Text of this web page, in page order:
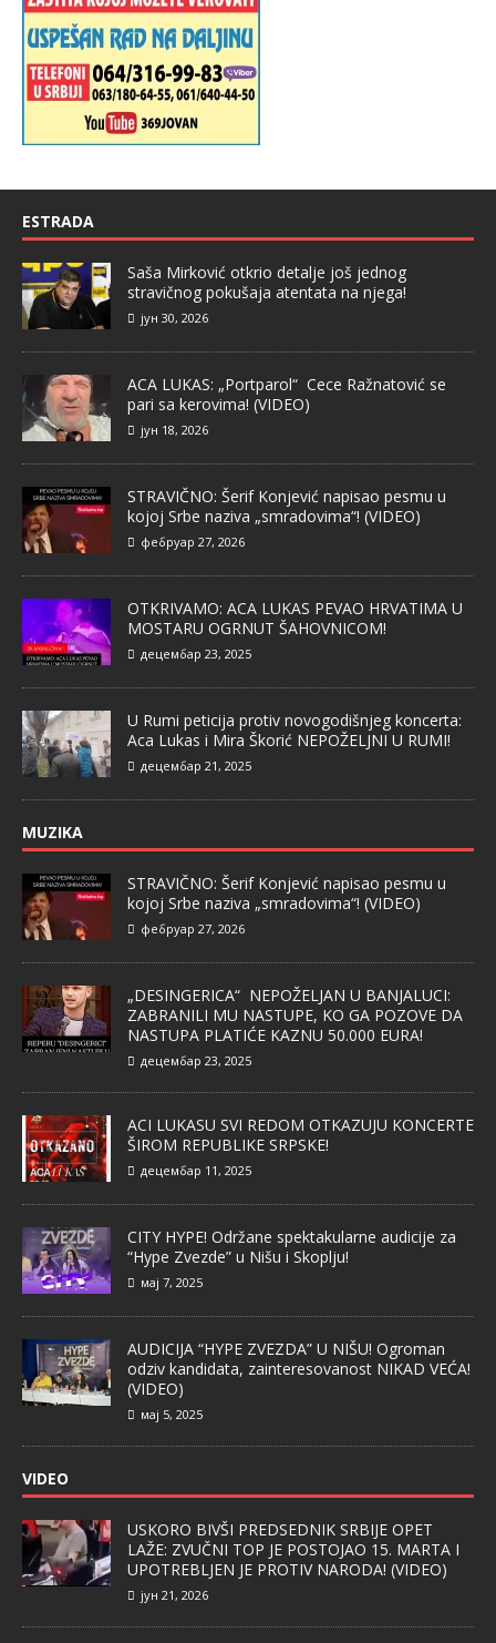
ESTRADA
Saša Mirković otkrio detalje još jednog
stravičnog pokušaja atentata na njega!
јун 30, 2026
ACA LUKAS: „Portparol“ Cece Ražnatović se
pari sa kerovima! (VIDEO)
јун 18, 2026
STRAVIČNO: Šerif Konjević napisao pesmu u
kojoj Srbe naziva „smradovima“! (VIDEO)
фебруар 27, 2026
OTKRIVAMO: ACA LUKAS PEVAO HRVATIMA U
MOSTARU OGRNUT ŠAHOVNICOM!
децембар 23, 2025
U Rumi peticija protiv novogodišnjeg koncerta:
Aca Lukas i Mira Škorić NEPOŽELJNI U RUMI!
децембар 21, 2025
MUZIKA
STRAVIČNO: Šerif Konjević napisao pesmu u
kojoj Srbe naziva „smradovima“! (VIDEO)
фебруар 27, 2026
„DESINGERICA“ NEPOŽELJAN U BANJALUCI:
ZABRANILI MU NASTUPE, KO GA POZOVE DA
NASTUPA PLATIĆE KAZNU 50.000 EURA!
децембар 23, 2025
ACI LUKASU SVI REDOM OTKAZUJU KONCERTE
ŠIROM REPUBLIKE SRPSKE!
децембар 11, 2025
CITY HYPE! Održane spektakularne audicije za
“Hype Zvezde” u Nišu i Skoplju!
мај 7, 2025
AUDICIJA “HYPE ZVEZDA” U NIŠU! Ogroman
odziv kandidata, zainteresovanost NIKAD VEĆA!
(VIDEO)
мај 5, 2025
VIDEO
USKORO BIVŠI PREDSEDNIK SRBIJE OPET
LAŽE: ZVUČNI TOP JE POSTOJAO 15. MARTA I
UPOTREBLJEN JE PROTIV NARODA! (VIDEO)
јун 21, 2026